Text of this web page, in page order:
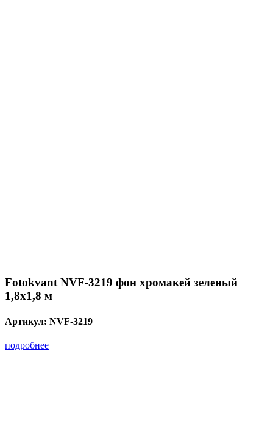
Fotokvant NVF-3219 фон хромакей зеленый
1,8x1,8 м
Артикул: NVF-3219
подробнее